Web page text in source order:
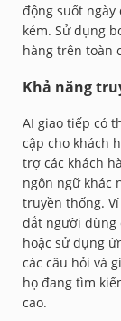
động suốt ngày
kém. Sử dụng
hàng trên toàn
Khả năng
AI giao tiếp có
cập cho khách
trợ các khách
ngôn ngữ khác
truyền thống.
dắt người
hoặc sử dụng
các câu hỏi và
họ đang tìm
cao.